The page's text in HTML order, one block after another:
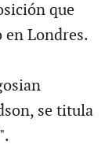
que
Londres.
se titula